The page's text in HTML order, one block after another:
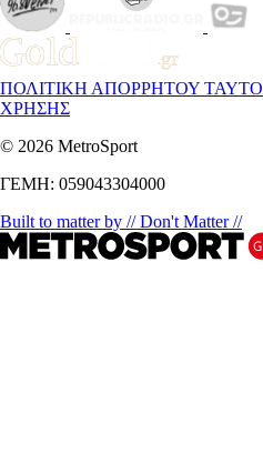
ΠΟΛΙΤΙΚΗ ΑΠΟΡΡΗΤΟΥ
ΧΡΗΣΗΣ
© 2026 MetroSport
ΓΕΜΗ: 059043304000
Built to matter by // Don't Matter //